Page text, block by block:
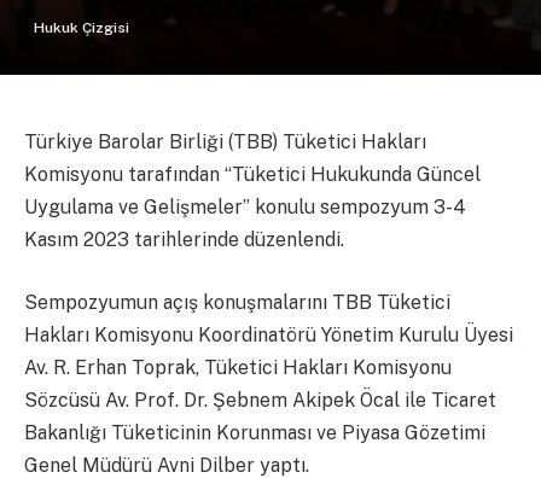
Hukuk Çizgisi
Türkiye Barolar Birliği (TBB) Tüketici Hakları
Komisyonu tarafından “Tüketici Hukukunda Güncel
Uygulama ve Gelişmeler” konulu sempozyum 3-4
Kasım 2023 tarihlerinde düzenlendi.
Sempozyumun açış konuşmalarını TBB Tüketici
Hakları Komisyonu Koordinatörü Yönetim Kurulu Üyesi
Av. R. Erhan Toprak, Tüketici Hakları Komisyonu
Sözcüsü Av. Prof. Dr. Şebnem Akipek Öcal ile Ticaret
Bakanlığı Tüketicinin Korunması ve Piyasa Gözetimi
Genel Müdürü Avni Dilber yaptı.